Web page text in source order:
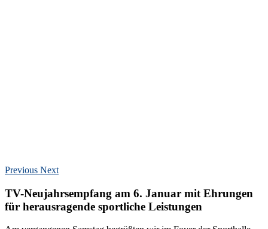
Previous Next
TV-Neujahrsempfang am 6. Januar mit Ehrungen
für herausragende sportliche Leistungen